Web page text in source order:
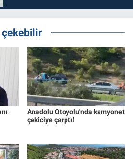
Anadolu Otoyolu'nda kamyonet
çekiciye çarptı!